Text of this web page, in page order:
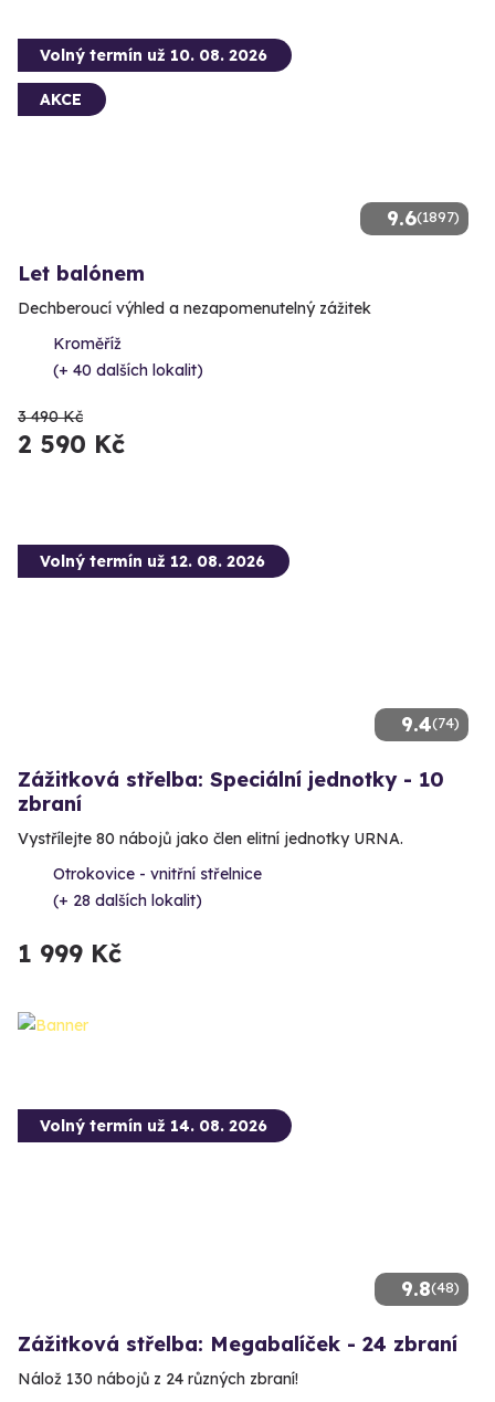
9.6(1897)
Volný termín už 10. 08. 2026
AKCE
Let balónem
Dechberoucí výhled a nezapomenutelný zážitek
Kroměříž
(+ 40 dalších lokalit)
3 490 Kč
2 590 Kč
9.4(74)
Volný termín už 12. 08. 2026
Zážitková střelba: Speciální jednotky - 10
zbraní
Vystřílejte 80 nábojů jako člen elitní jednotky URNA.
Otrokovice - vnitřní střelnice
(+ 28 dalších lokalit)
1 999 Kč
9.8(48)
Volný termín už 14. 08. 2026
Zážitková střelba: Megabalíček - 24 zbraní
Nálož 130 nábojů z 24 různých zbraní!